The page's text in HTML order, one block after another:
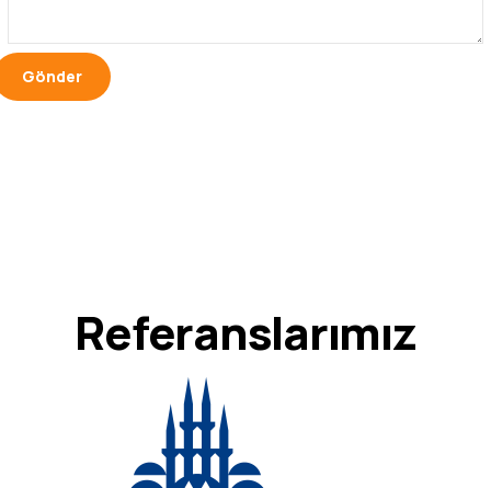
Referanslarımız